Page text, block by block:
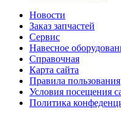
Новости
Заказ запчастей
Сервис
Навесное
Справочная
Карта сайта
Правила пользования
Условия посещения
Политика